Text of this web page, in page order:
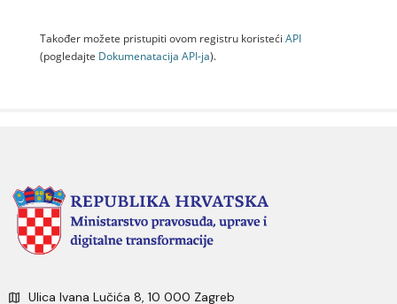
Također možete pristupiti ovom registru koristeći API
(pogledajte Dokumenаtаcijа API-jа).